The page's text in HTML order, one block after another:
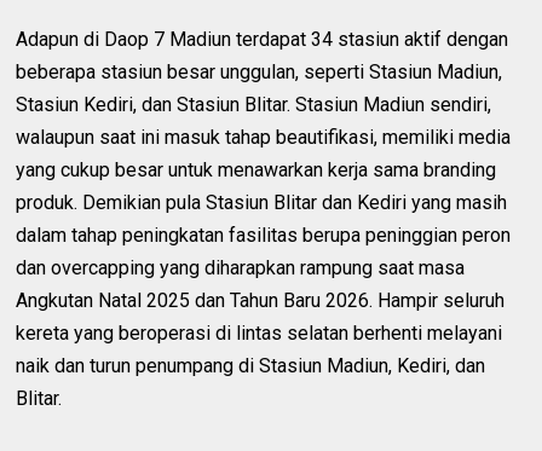
Adapun di Daop 7 Madiun terdapat 34 stasiun aktif dengan
beberapa stasiun besar unggulan, seperti Stasiun Madiun,
Stasiun Kediri, dan Stasiun Blitar. Stasiun Madiun sendiri,
walaupun saat ini masuk tahap beautifikasi, memiliki media
yang cukup besar untuk menawarkan kerja sama branding
produk. Demikian pula Stasiun Blitar dan Kediri yang masih
dalam tahap peningkatan fasilitas berupa peninggian peron
dan overcapping yang diharapkan rampung saat masa
Angkutan Natal 2025 dan Tahun Baru 2026. Hampir seluruh
kereta yang beroperasi di lintas selatan berhenti melayani
naik dan turun penumpang di Stasiun Madiun, Kediri, dan
Blitar.